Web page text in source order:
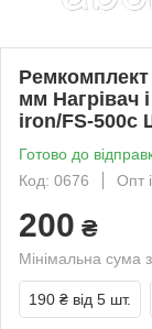
мм Нагрівач
iron/FS-500c
Готово до
Код: 0676
Опт
200 ₴
Мінімальна сума
190 ₴ від 5 шт.